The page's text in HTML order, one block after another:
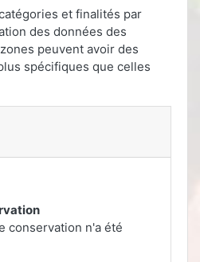
et finalités par
des données des
peuvent avoir des
spécifiques que celles
conservation n'a été